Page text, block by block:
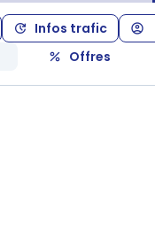
Infos trafic
Offres